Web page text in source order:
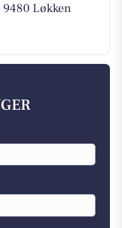
9480 Løkken